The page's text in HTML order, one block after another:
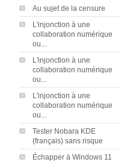
Au sujet de la censure
L'injonction à une
collaboration numérique
ou...
L'injonction à une
collaboration numérique
ou...
L'injonction à une
collaboration numérique
ou...
Tester Nobara KDE
(français) sans risque
Échapper à Windows 11